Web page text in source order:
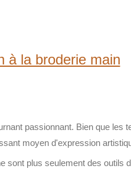
à la broderie main
passionnant. Bien que les
moyen d'expression
sont plus seulement des